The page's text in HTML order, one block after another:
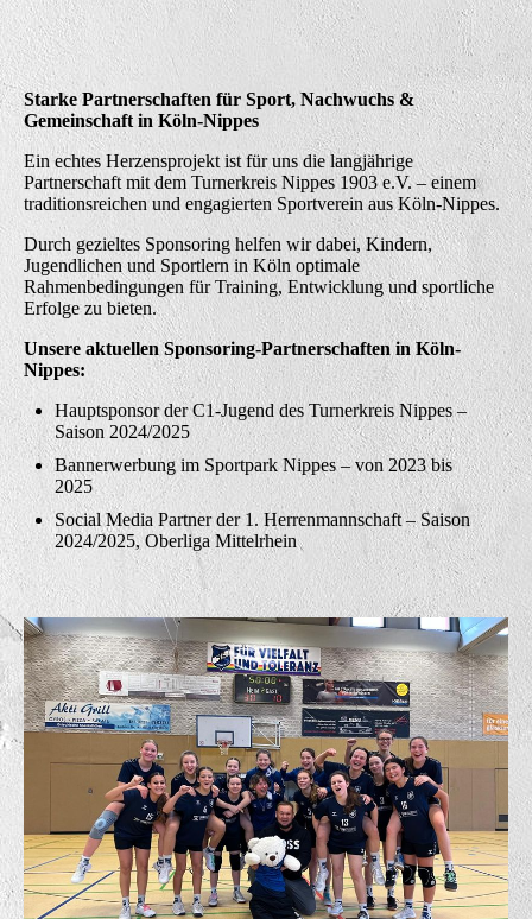
Starke Partnerschaften für Sport, Nachwuchs &
Gemeinschaft in Köln-Nippes
Ein echtes Herzensprojekt ist für uns die langjährige
Partnerschaft mit dem Turnerkreis Nippes 1903 e.V. – einem
traditionsreichen und engagierten Sportverein aus Köln-Nippes.
Durch gezieltes Sponsoring helfen wir dabei, Kindern,
Jugendlichen und Sportlern in Köln optimale
Rahmenbedingungen für Training, Entwicklung und sportliche
Erfolge zu bieten.
Unsere aktuellen Sponsoring-Partnerschaften in Köln-
Nippes:
Hauptsponsor der C1-Jugend des Turnerkreis Nippes –
Saison 2024/2025
Bannerwerbung im Sportpark Nippes – von 2023 bis
2025
Social Media Partner der 1. Herrenmannschaft – Saison
2024/2025, Oberliga Mittelrhein